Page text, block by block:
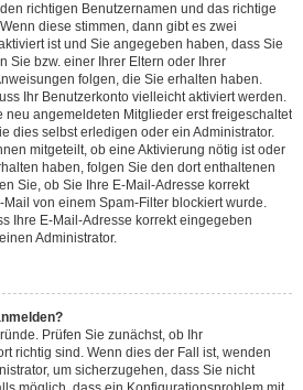
richtigen Benutzernamen und das richtige
diese stimmen, dann gibt es zwei
ist und Sie angegeben haben, dass Sie
Sie bzw. einer Ihrer Eltern oder Ihrer
folgen, die Sie erhalten haben.
Ihr Benutzerkonto vielleicht aktiviert werden.
neu angemeldeten Mitglieder erst freigeschaltet
dies selbst erledigen oder ein Administrator.
mitgeteilt, ob eine Aktivierung nötig ist oder
haben, folgen Sie den dort enthaltenen
Sie, ob Sie Ihre E-Mail-Adresse korrekt
von einem Spam-Filter blockiert wurde.
Ihre E-Mail-Adresse korrekt eingegeben
Administrator.
Prüfen Sie zunächst, ob Ihr
richtig sind. Wenn dies der Fall ist, wenden
um sicherzugehen, dass Sie nicht